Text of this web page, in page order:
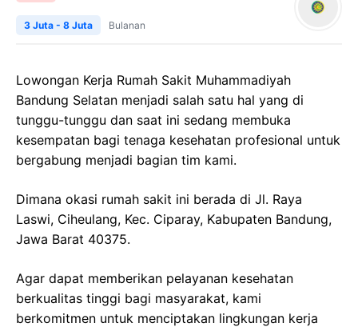
3 Juta - 8 Juta Bulanan
Lowongan Kerja Rumah Sakit Muhammadiyah
Bandung Selatan menjadi salah satu hal yang di
tunggu-tunggu dan saat ini sedang membuka
kesempatan bagi tenaga kesehatan profesional untuk
bergabung menjadi bagian tim kami.
Dimana okasi rumah sakit ini berada di Jl. Raya
Laswi, Ciheulang, Kec. Ciparay, Kabupaten Bandung,
Jawa Barat 40375.
Agar dapat memberikan pelayanan kesehatan
berkualitas tinggi bagi masyarakat, kami
berkomitmen untuk menciptakan lingkungan kerja